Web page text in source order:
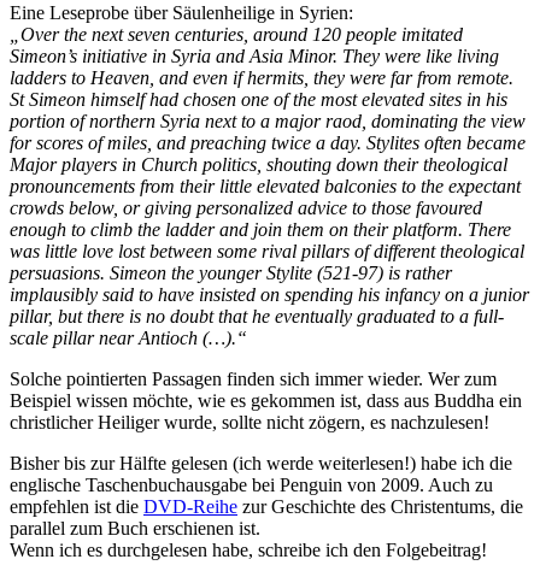
Eine Leseprobe über Säulenheilige in Syrien:
„Over the next seven centuries, around 120 people imitated
Simeon’s initiative in Syria and Asia Minor. They were like living
ladders to Heaven, and even if hermits, they were far from remote.
St Simeon himself had chosen one of the most elevated sites in his
portion of northern Syria next to a major raod, dominating the view
for scores of miles, and preaching twice a day. Stylites often became
Major players in Church politics, shouting down their theological
pronouncements from their little elevated balconies to the expectant
crowds below, or giving personalized advice to those favoured
enough to climb the ladder and join them on their platform. There
was little love lost between some rival pillars of different theological
persuasions. Simeon the younger Stylite (521-97) is rather
implausibly said to have insisted on spending his infancy on a junior
pillar, but there is no doubt that he eventually graduated to a full-
scale pillar near Antioch (…).“
Solche pointierten Passagen finden sich immer wieder. Wer zum
Beispiel wissen möchte, wie es gekommen ist, dass aus Buddha ein
christlicher Heiliger wurde, sollte nicht zögern, es nachzulesen!
Bisher bis zur Hälfte gelesen (ich werde weiterlesen!) habe ich die
englische Taschenbuchausgabe bei Penguin von 2009. Auch zu
empfehlen ist die DVD-Reihe zur Geschichte des Christentums, die
parallel zum Buch erschienen ist.
Wenn ich es durchgelesen habe, schreibe ich den Folgebeitrag!